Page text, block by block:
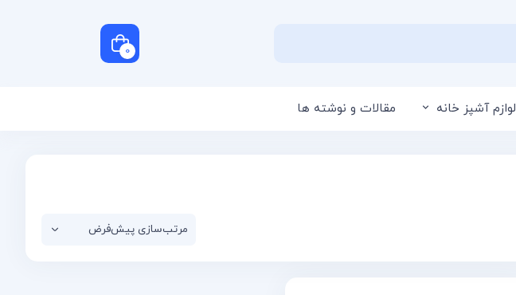
0
لوازم آشپز خانه مقالات و نوشته ها